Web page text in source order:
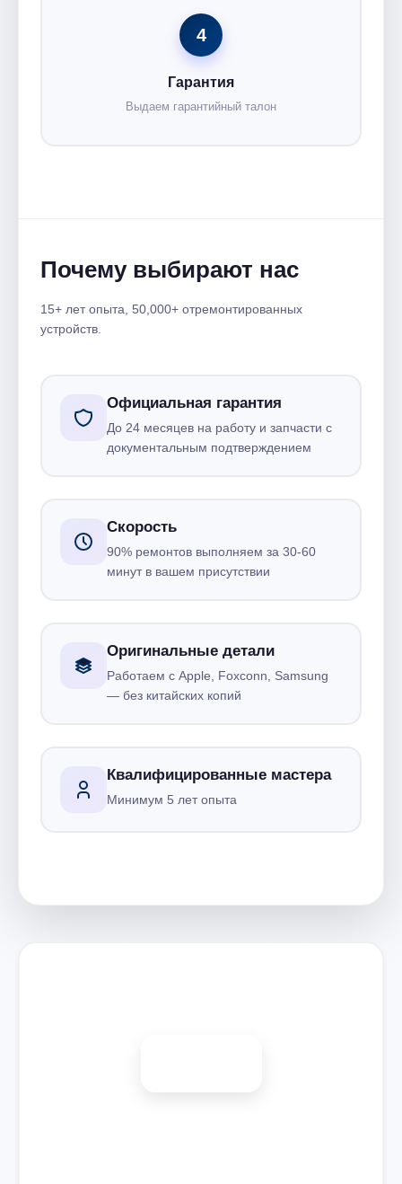
4
Гарантия
Выдаем гарантийный талон
Почему выбирают нас
15+ лет опыта, 50,000+ отремонтированных
устройств.
Официальная гарантия
До 24 месяцев на работу и запчасти с
документальным подтверждением
Скорость
90% ремонтов выполняем за 30-60
минут в вашем присутствии
Оригинальные детали
Работаем с Apple, Foxconn, Samsung
— без китайских копий
Квалифицированные мастера
Минимум 5 лет опыта